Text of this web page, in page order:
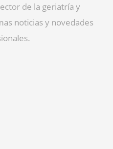
de la geriatría y
noticias y novedades